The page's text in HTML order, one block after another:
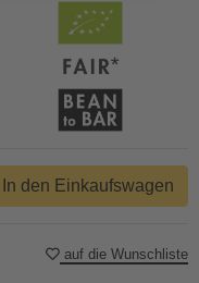
In den Einkaufswagen
auf die Wunschliste